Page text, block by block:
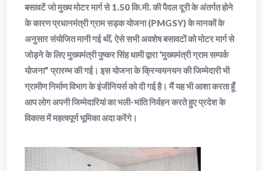
बसावटें जो मुख्य मोटर मार्ग से 1.50 कि.मी. की पैदल दूरी के अंतर्गत होने
के कारण प्रधानमंत्री ग्राम सड़क योजना (PMGSY) के मानकों के
अनुसार संयोजित मानी गई थीं, ऐसे सभी अवशेष बसावटों को मोटर मार्ग से
जोड़ने के लिए मुख्यमंत्री पुष्कर सिंह धामी द्वारा ‘मुख्यमंत्री ग्राम सम्पर्क
योजना” प्रारम्भ की गई। इस योजना के क्रिन्वयनयन की जिम्मेदारी भी
ग्रामीण निर्माण विभाग के इंजीनियर्स को दी गई है। मैं यह भी आशा करता हूँ
आप लोग अपनी जिम्मेदारियां का भली-भांति निर्वहन करते हुए प्रदेश के
विकास में महत्वपूर्ण भूमिका अदा करेंगे।